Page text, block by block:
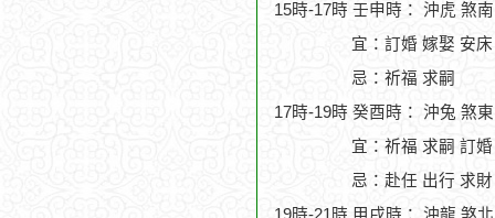
15時-17時 壬申時： 沖虎 煞
宜：訂婚 嫁娶 安
忌：祈福 求嗣
17時-19時 癸酉時： 沖兔 煞
宜：祈福 求嗣 訂
忌：赴任 出行 求財